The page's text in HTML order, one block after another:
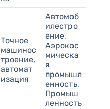
Точное
машинос
троение,
автомат
изация
Автомоб
илестро
ение,
Аэрокос
мическа
я
промышл
енность,
Промыш
ленность